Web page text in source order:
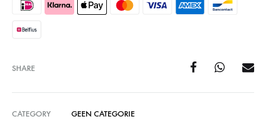
SHARE
CATEGORY GEEN CATEGORIE